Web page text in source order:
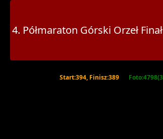
4. Półmaraton Górski Orzeł
Start:394, Finisz:389